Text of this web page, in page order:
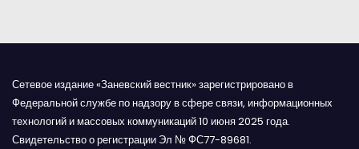
Сетевое издание «Заневский вестник» зарегистрировано в
Федеральной службе по надзору в сфере связи, информационных
технологий и массовых коммуникаций 10 июня 2025 года.
Свидетельство о регистрации Эл № ФС77-89681.